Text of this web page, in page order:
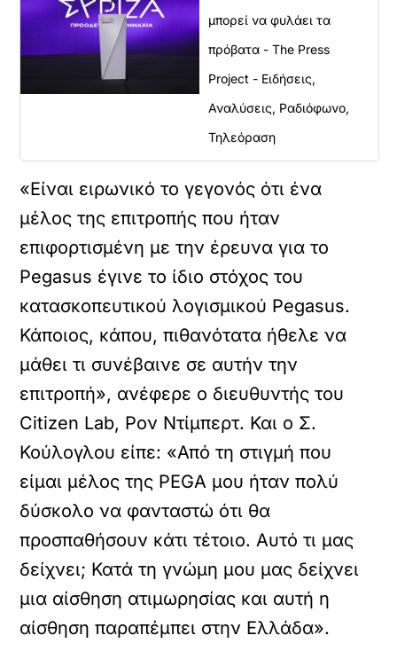
μπορεί να φυλάει τα
πρόβατα - The Press
Project - Ειδήσεις,
Αναλύσεις, Ραδιόφωνο,
Τηλεόραση
«Είναι ειρωνικό το γεγονός ότι ένα
μέλος της επιτροπής που ήταν
επιφορτισμένη με την έρευνα για το
Pegasus έγινε το ίδιο στόχος του
κατασκοπευτικού λογισμικού Pegasus.
Κάποιος, κάπου, πιθανότατα ήθελε να
μάθει τι συνέβαινε σε αυτήν την
επιτροπή», ανέφερε ο διευθυντής του
Citizen Lab, Ρον Ντίμπερτ. Και ο Σ.
Κούλογλου είπε: «Από τη στιγμή που
είμαι μέλος της PEGA μου ήταν πολύ
δύσκολο να φανταστώ ότι θα
προσπαθήσουν κάτι τέτοιο. Αυτό τι μας
δείχνει; Κατά τη γνώμη μου μας δείχνει
μια αίσθηση ατιμωρησίας και αυτή η
αίσθηση παραπέμπει στην Ελλάδα».